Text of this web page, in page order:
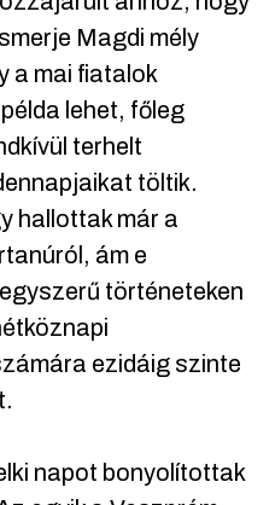
Magdi mély
a mai fiatalok
lehet, főleg
terhelt
töltik.
hallottak már a
ám e
történeteken
ezidáig szinte
napot bonyolítottak